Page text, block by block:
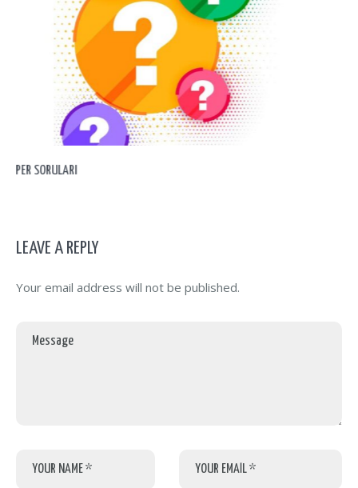
LEAVE A REPLY
Your email address will not be published.